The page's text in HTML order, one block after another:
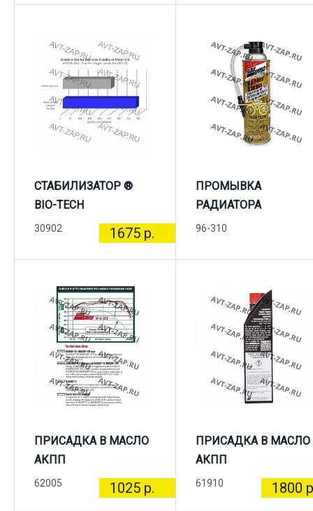
СТАБИЛИЗАТОР ®
BIO-TECH
30902 1675 р.
ПРОМЫВКА
РАДИАТОРА
96-310
ПРИСАДКА В МАСЛО
АКПП
62005 1025 р.
ПРИСАДКА В МАСЛО
АКПП
61910 1800